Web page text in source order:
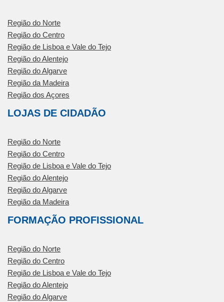
Região do Norte
Região do Centro
Região de Lisboa e Vale do Tejo
Região do Alentejo
Região do Algarve
Região da Madeira
Região dos Açores
LOJAS DE CIDADÃO
Região do Norte
Região do Centro
Região de Lisboa e Vale do Tejo
Região do Alentejo
Região do Algarve
Região da Madeira
FORMAÇÃO PROFISSIONAL
Região do Norte
Região do Centro
Região de Lisboa e Vale do Tejo
Região do Alentejo
Região do Algarve